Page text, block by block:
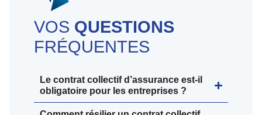
VOS QUESTIONS
FRÉQUENTES
Le contrat collectif d’assurance est-il
obligatoire pour les entreprises ?